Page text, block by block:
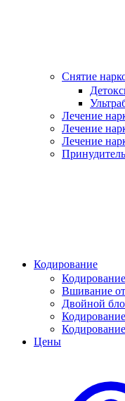
Снятие
Лечение
Лечение
Лечение
Кодирование
Вшивание от
Двойной
Цены